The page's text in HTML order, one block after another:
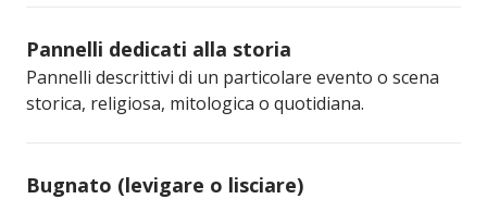
Pannelli dedicati alla storia
Pannelli descrittivi di un particolare evento o scena
storica, religiosa, mitologica o quotidiana.
Bugnato (levigare o lisciare)